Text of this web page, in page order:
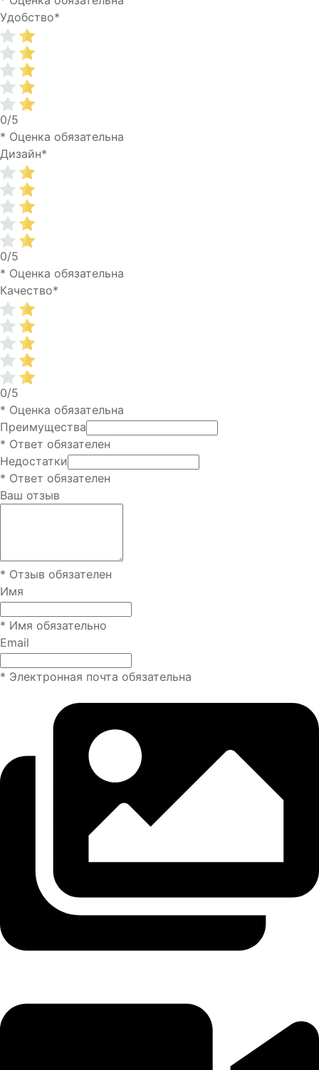
Удобство*
0/5
* Оценка обязательна
Дизайн*
0/5
* Оценка обязательна
Качество*
0/5
* Оценка обязательна
Преимущества
* Ответ обязателен
Недостатки
* Ответ обязателен
Ваш отзыв
* Отзыв обязателен
Имя
* Имя обязательно
Email
* Электронная почта обязательна